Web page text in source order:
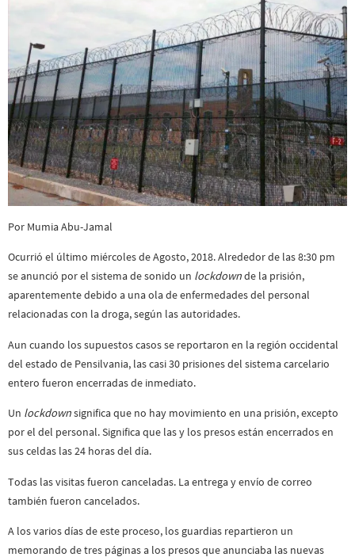
Por Mumia Abu-Jamal
Ocurrió el último miércoles de Agosto, 2018. Alrededor de las 8:30 pm
se anunció por el sistema de sonido un lockdownde la prisión,
aparentemente debido a una ola de enfermedades del personal
relacionadas con la droga, según las autoridades.
Aun cuando los supuestos casos se reportaron en la región occidental
del estado de Pensilvania, las casi 30 prisiones del sistema carcelario
entero fueron encerradas de inmediato.
Un lockdownsignifica que no hay movimiento en una prisión, excepto
por el del personal. Significa que las y los presos están encerrados en
sus celdas las 24 horas del día.
Todas las visitas fueron canceladas. La entrega y envío de correo
también fueron cancelados.
A los varios días de este proceso, los guardias repartieron un
memorando de tres páginas a los presos que anunciaba las nuevas